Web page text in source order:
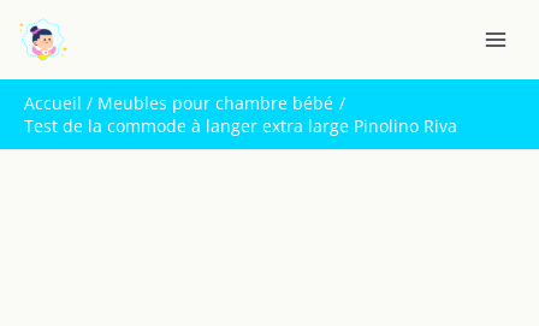
contenu
Accueil
Meubles pour chambre bébé
Test de la commode à langer extra large Pinolino Riva
e
c
h
e